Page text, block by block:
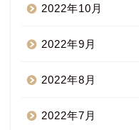
2022年10月
2022年9月
2022年8月
2022年7月